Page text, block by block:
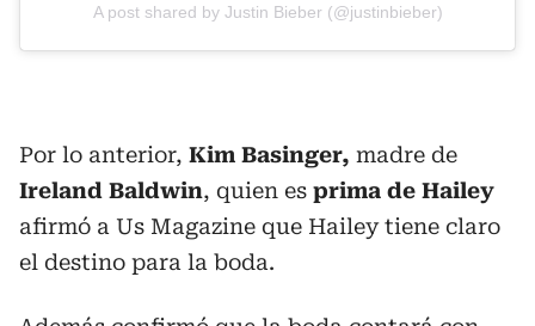
A post shared by Justin Bieber (@justinbieber)
Por lo anterior, Kim Basinger, madre de
Ireland Baldwin, quien es prima de Hailey
afirmó a Us Magazine que Hailey tiene claro
el destino para la boda.